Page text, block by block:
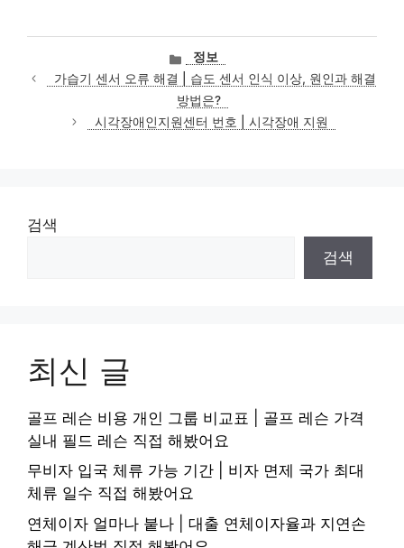
카
테
고
리
정보
가습기 센서 오류 해결 | 습도 센서 인식 이상, 원인과 해결
방법은?
시각장애인지원센터 번호 | 시각장애 지원
검색
검색
최신 글
골프 레슨 비용 개인 그룹 비교표 | 골프 레슨 가격
실내 필드 레슨 직접 해봤어요
무비자 입국 체류 가능 기간 | 비자 면제 국가 최대
체류 일수 직접 해봤어요
연체이자 얼마나 붙나 | 대출 연체이자율과 지연손